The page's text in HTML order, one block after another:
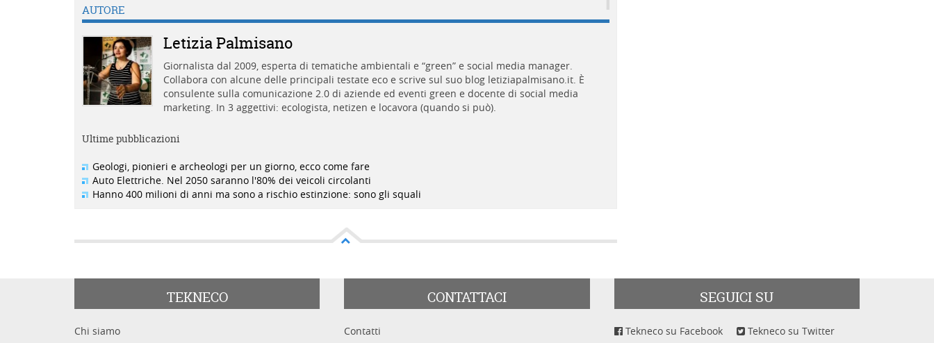
AUTORE
Letizia Palmisano
Giornalista dal 2009, esperta di tematiche ambientali e “green” e social media manager.
Collabora con alcune delle principali testate eco e scrive sul suo blog letiziapalmisano.it. È
consulente sulla comunicazione 2.0 di aziende ed eventi green e docente di social media
marketing. In 3 aggettivi: ecologista, netizen e locavora (quando si può).
Ultime pubblicazioni
Geologi, pionieri e archeologi per un giorno, ecco come fare
Auto Elettriche. Nel 2050 saranno l'80% dei veicoli circolanti
Hanno 400 milioni di anni ma sono a rischio estinzione: sono gli squali
TEKNECO
Chi siamo
CONTATTACI
Contatti
SEGUICI SU
Tekneco su Facebook
Tekneco su Twitter